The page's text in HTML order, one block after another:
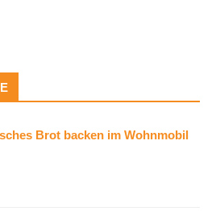
Brot backen im Wohnmobil